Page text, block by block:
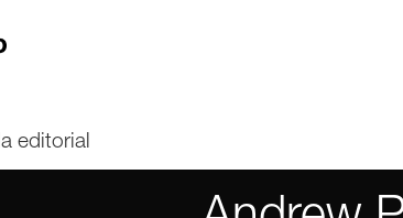
la editorial